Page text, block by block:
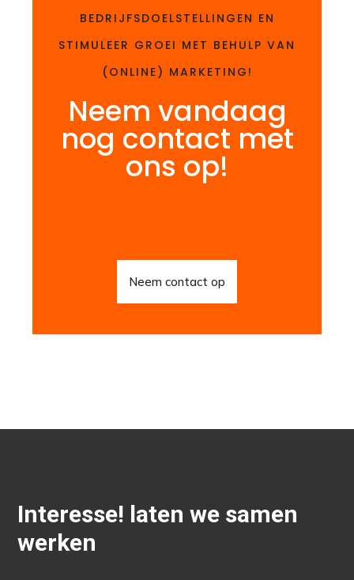
BEDRIJFSDOELSTELLINGEN EN
STIMULEER GROEI MET BEHULP VAN
(ONLINE) MARKETING!
Neem vandaag
nog contact met
ons op!
Neem contact op
Interesse! laten we samen
werken